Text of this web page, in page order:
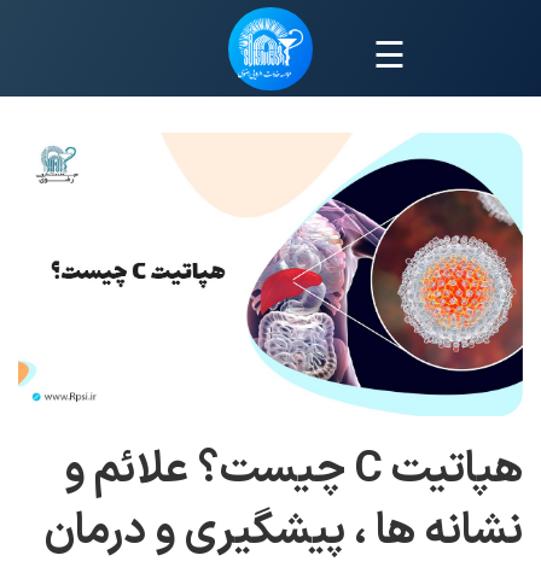
☰
هپاتیت C چیست؟ علائم و
نشانه ها ، پیشگیری و درمان